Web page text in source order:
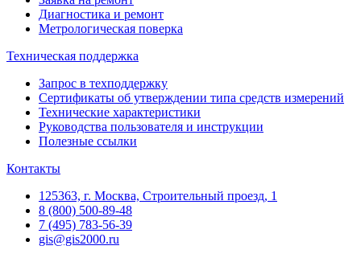
Диагностика и ремонт
Метрологическая поверка
Техническая поддержка
Запрос в техподдержку
Сертификаты об утверждении типа средств измерений
Технические характеристики
Руководства пользователя и инструкции
Полезные ссылки
Контакты
125363, г. Москва, Строительный проезд, 1
8 (800) 500-89-48
7 (495) 783-56-39
gis@gis2000.ru